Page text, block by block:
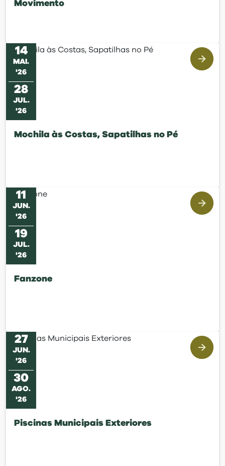
Movimento
14
MAI .
'26
28
JUL.
'26
Mochila às Costas, Sapatilhas no Pé
11
JUN .
'26
19
JUL.
'26
Fanzone
27
JUN .
'26
30
AGO.
'26
Piscinas Municipais Exteriores